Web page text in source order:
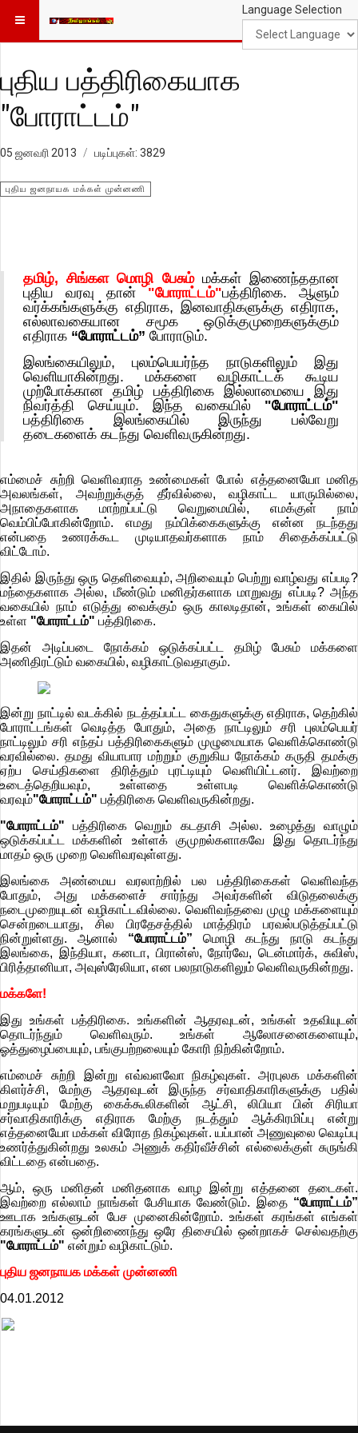
Language Selection
புதிய பத்திரிகையாக
"போராட்டம்"
05 ஜனவரி 2013 படிப்புகள்: 3829
புதிய ஜனநாயக மக்கள் முன்னணி
தமிழ், சிங்கள மொழி பேசும்மக்கள் இணைந்ததான
புதிய வரவு தான் "போராட்டம்"பத்திரிகை. ஆளும்
வர்க்கங்களுக்கு எதிராக, இனவாதிகளுக்கு எதிராக,
எல்லாவகையான சமூக ஒடுக்குமுறைகளுக்கும்
எதிராக “போராட்டம்” போராடும்.
இலங்கையிலும், புலம்பெயர்ந்த நாடுகளிலும் இது
வெளியாகின்றது. மக்களை வழிகாட்டக் கூடிய
முற்போக்கான தமிழ் பத்திரிகை இல்லாமையை இது
நிவர்த்தி செய்யும். இந்த வகையில் "போராட்டம்"
பத்திரிகை இலங்கையில் இருந்து பல்வேறு
தடைகளைக் கடந்து வெளிவருகின்றது.
எம்மைச் சுற்றி வெளிவராத உண்மைகள் போல் எத்தனையோ மனித
அவலங்கள், அவற்றுக்குத் தீர்வில்லை, வழிகாட்ட யாருமில்லை,
அநாதைகளாக மாற்றப்பட்டு வெறுமையில், எமக்குள் நாம்
வெம்பிப்போகின்றோம். எமது நம்பிக்கைகளுக்கு என்ன நடந்தது
என்பதை உணரக்கூட முடியாதவர்களாக நாம் சிதைக்கப்பட்டு
விட்டோம்.
இதில் இருந்து ஒரு தெளிவையும், அறிவையும் பெற்று வாழ்வது எப்படி?
மந்தைகளாக அல்ல, மீண்டும் மனிதர்களாக மாறுவது எப்படி? அந்த
வகையில் நாம் எடுத்து வைக்கும் ஒரு காலடிதான், உங்கள் கையில்
உள்ள "போராட்டம்" பத்திரிகை.
இதன் அடிப்படை நோக்கம் ஒடுக்கப்பட்ட தமிழ் பேசும் மக்களை
அணிதிரட்டும் வகையில், வழிகாட்டுவதாகும்.
இன்று நாட்டில் வடக்கில் நடத்தப்பட்ட கைதுகளுக்கு எதிராக, தெற்கில்
போராட்டங்கள் வெடித்த போதும், அதை நாட்டிலும் சரி புலம்பெயர்
நாட்டிலும் சரி எந்தப் பத்திரிகைகளும் முழுமையாக வெளிக்கொண்டு
வரவில்லை. தமது வியாபார மற்றும் குறுகிய நோக்கம் கருதி தமக்கு
ஏற்ப செய்திகளை திரித்தும் புரட்டியும் வெளியிட்டனர். இவற்றை
உடைத்தெறியவும், உள்ளதை உள்ளபடி வெளிக்கொண்டு
வரவும்"போராட்டம்" பத்திரிகை வெளிவருகின்றது.
"போராட்டம்" பத்திரிகை வெறும் கடதாசி அல்ல. உழைத்து வாழும்
ஒடுக்கப்பட்ட மக்களின் உள்ளக் குமுறல்களாகவே இது தொடர்ந்து
மாதம் ஒரு முறை வெளிவரவுள்ளது.
இலங்கை அண்மைய வரலாற்றில் பல பத்திரிகைகள் வெளிவந்த
போதும், அது மக்களைச் சார்ந்து அவர்களின் விடுதலைக்கு
நடைமுறையுடன் வழிகாட்டவில்லை. வெளிவந்தவை முழு மக்களையும்
சென்றடையாது, சில பிரதேசத்தில் மாத்திரம் பரவல்படுத்தப்பட்டு
நின்றுள்ளது. ஆனால் “போராட்டம்” மொழி கடந்து நாடு கடந்து
இலங்கை, இந்தியா, கனடா, பிரான்ஸ், நோர்வே, டென்மார்க், சுவிஸ்,
பிரித்தானியா, அவுஸ்ரேலியா, என பலநாடுகளிலும் வெளிவருகின்றது.
மக்களே!
இது உங்கள் பத்திரிகை. உங்களின் ஆதரவுடன், உங்கள் உதவியுடன்
தொடர்ந்தும் வெளிவரும். உங்கள் ஆலோசனைகளையும்,
ஓத்துழைப்பையும், பங்குபற்றலையும் கோரி நிற்கின்றோம்.
எம்மைச் சுற்றி இன்று எவ்வளவோ நிகழ்வுகள். அரபுலக மக்களின்
கிளர்ச்சி, மேற்கு ஆதரவுடன் இருந்த சர்வாதிகாரிகளுக்கு பதில்
மறுபடியும் மேற்கு கைக்கூலிகளின் ஆட்சி, லிபியா பின் சிரியா
சர்வாதிகாரிக்கு எதிராக மேற்கு நடத்தும் ஆக்கிரமிப்பு என்று
எத்தனையோ மக்கள் விரோத நிகழ்வுகள். யப்பான் அணுவுலை வெடிப்பு
உணர்த்துகின்றது உலகம் அணுக் கதிர்வீச்சின் எல்லைக்குள் சுருங்கி
விட்டதை என்பதை.
ஆம், ஒரு மனிதன் மனிதனாக வாழ இன்று எத்தனை தடைகள்.
இவற்றை எல்லாம் நாங்கள் பேசியாக வேண்டும். இதை “போராட்டம்”
ஊடாக உங்களுடன் பேச முனைகின்றோம். உங்கள் கரங்கள் எங்கள்
கரங்களுடன் ஒன்றிணைந்து ஒரே திசையில் ஒன்றாகச் செல்வதற்கு
"போராட்டம்" என்றும் வழிகாட்டும்.
புதிய ஜனநாயக மக்கள் முன்னணி
04.01.2012